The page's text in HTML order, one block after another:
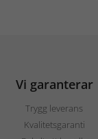
Vi garanterar
Trygg leverans
Kvalitetsgaranti